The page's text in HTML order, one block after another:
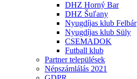
DHZ Horný Bar
DHZ Šuľany
Nyugdíjas klub Felbár
Nyugdíjas klub Süly
CSEMADOK
Futball klub
Partner települések
Népszámlálás 2021